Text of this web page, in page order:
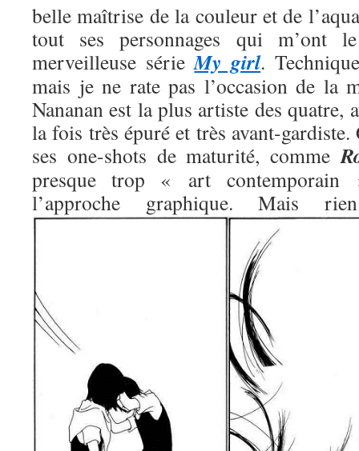
belle maîtrise de la couleur et de
tout ses personnages qui m’ont
merveilleuse sérieMy girl.
mais je ne rate pas l’occasion de la
Nananan est la plus artiste des quatre,
la fois très épuré et très avant-
ses one-shots de maturité, comme
presque trop « art contemporain
l’approche graphique. Mais